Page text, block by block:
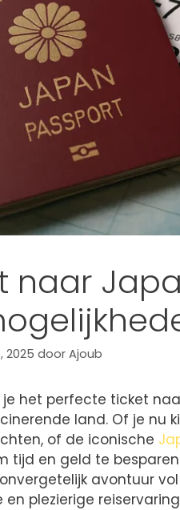
naar
2025 door Ajoub
je het perfecte ticket
land. Of je nu
of de iconische
tijd en geld te
avontuur
en plezierige